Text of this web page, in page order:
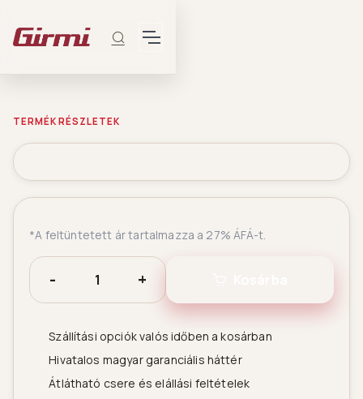
TERMÉK RÉSZLETEK
*A feltüntetett ár tartalmazza a 27% ÁFÁ-t.
- +
Szállítási opciók valós időben a kosárban
Hivatalos magyar garanciális háttér
Átlátható csere és elállási feltételek